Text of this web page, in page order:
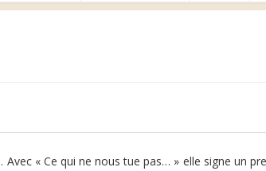
« Ce qui ne nous tue pas… » elle signe un